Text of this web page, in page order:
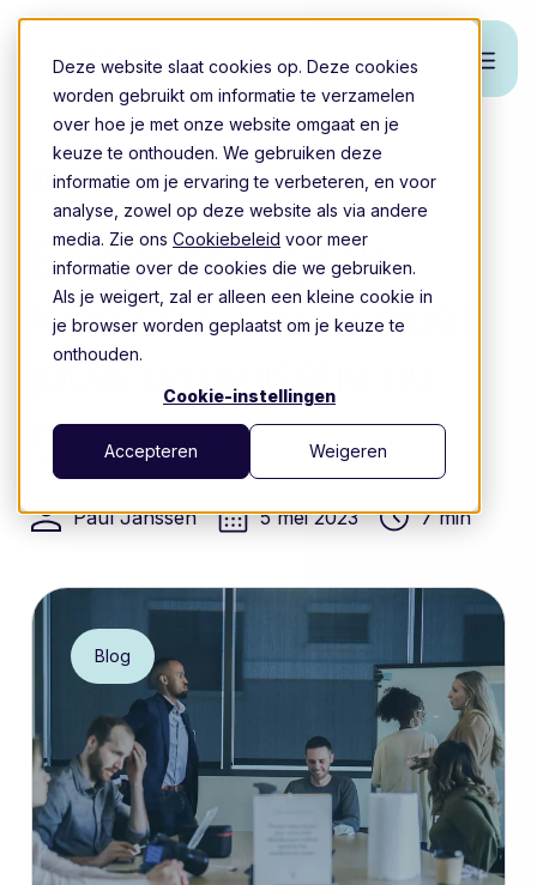
Deze website slaat cookies op. Deze cookies
worden gebruikt om informatie te verzamelen
over hoe je met onze website omgaat en je
keuze te onthouden. We gebruiken deze
informatie om je ervaring te verbeteren, en voor
analyse, zowel op deze website als via andere
media. Zie ons Cookiebeleid voor meer
informatie over de cookies die we gebruiken.
Als je weigert, zal er alleen een kleine cookie in
je browser worden geplaatst om je keuze te
onthouden.
Cookie-instellingen
Accepteren Weigeren
Terug naar overzicht
Europese Digitale
Identiteit – waar doet
jouw organisatie nu
goed aan?
Paul Janssen 5 mei 2023 7 min
Blog